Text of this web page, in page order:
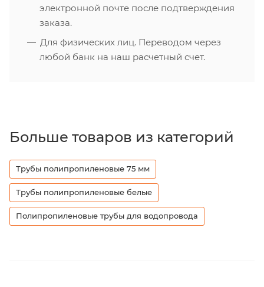
электронной почте после подтверждения
заказа.
Для физических лиц. Переводом через
любой банк на наш расчетный счет.
Больше товаров из категорий
Трубы полипропиленовые 75 мм
Трубы полипропиленовые белые
Полипропиленовые трубы для водопровода